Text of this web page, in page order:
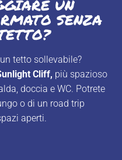
UN
SENZA
tetto sollevabile?
Cliff, più spazioso
doccia e WC. Potrete
o di un road trip
aperti.